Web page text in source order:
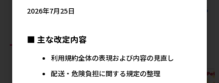
すべてのペティオの人気商品を見る
おすすめ商品
2026年7月25日
■ 主な改定内容
利用規約全体の表現および内容の見直し
配送・危険負担に関する規定の整理